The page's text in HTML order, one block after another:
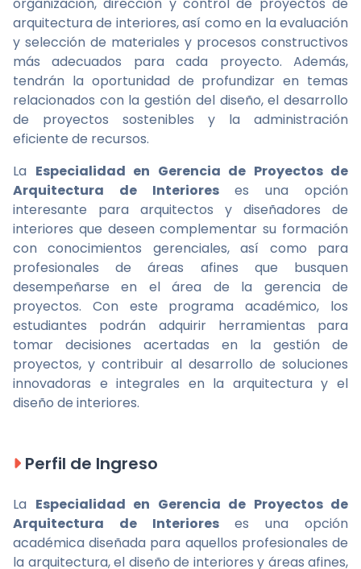
arquitectura de interiores, así como en la evaluación
y selección de materiales y procesos constructivos
más adecuados para cada proyecto. Además,
tendrán la oportunidad de profundizar en temas
relacionados con la gestión del diseño, el desarrollo
de proyectos sostenibles y la administración
eficiente de recursos.
La Especialidad en Gerencia de Proyectos de
Arquitectura de Interioreses una opción
interesante para arquitectos y diseñadores de
interiores que deseen complementar su formación
con conocimientos gerenciales, así como para
profesionales de áreas afines que busquen
desempeñarse en el área de la gerencia de
proyectos. Con este programa académico, los
estudiantes podrán adquirir herramientas para
tomar decisiones acertadas en la gestión de
proyectos, y contribuir al desarrollo de soluciones
innovadoras e integrales en la arquitectura y el
diseño de interiores.
Perfil de Ingreso
La Especialidad en Gerencia de Proyectos de
Arquitectura de Interioreses una opción
académica diseñada para aquellos profesionales de
la arquitectura, el diseño de interiores y áreas afines,